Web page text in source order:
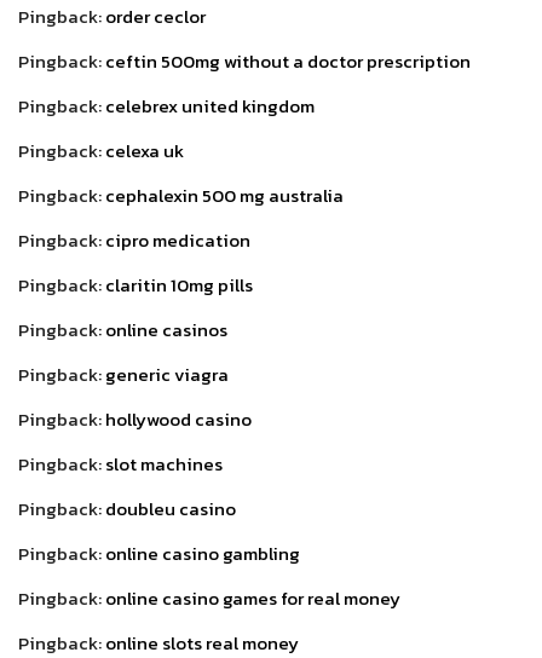
Pingback:order ceclor
Pingback:ceftin 500mg without a doctor prescription
Pingback:celebrex united kingdom
Pingback:celexa uk
Pingback:cephalexin 500 mg australia
Pingback:cipro medication
Pingback:claritin 10mg pills
Pingback:online casinos
Pingback:generic viagra
Pingback:hollywood casino
Pingback:slot machines
Pingback:doubleu casino
Pingback:online casino gambling
Pingback:online casino games for real money
Pingback:online slots real money